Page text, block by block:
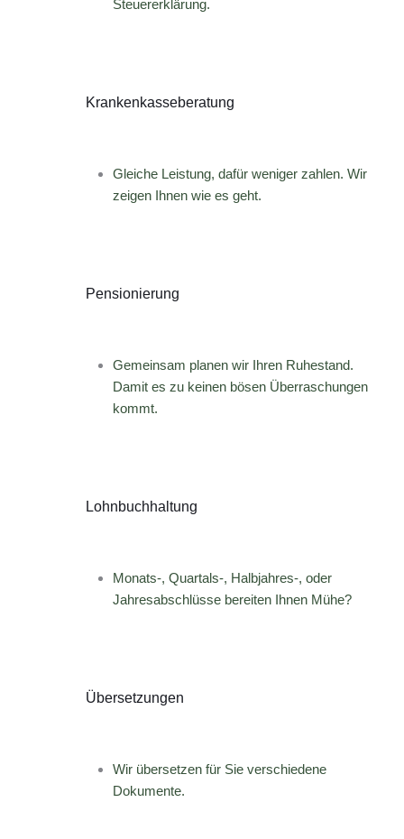
Steuererklärung.
Krankenkasseberatung
Gleiche Leistung, dafür weniger zahlen. Wir
zeigen Ihnen wie es geht.
Pensionierung
Gemeinsam planen wir Ihren Ruhestand.
Damit es zu keinen bösen Überraschungen
kommt.
Lohnbuchhaltung
Monats-, Quartals-, Halbjahres-, oder
Jahresabschlüsse bereiten Ihnen Mühe?
Übersetzungen
Wir übersetzen für Sie verschiedene
Dokumente.